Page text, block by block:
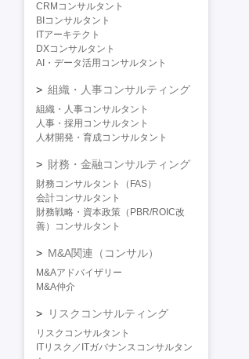
CRMコンサルタント
BIコンサルタント
ITアーキテクト
DXコンサルタント
AI・データ活用コンサルタント
組織・人事コンサルティング
組織・人事コンサルタント
人事・採用コンサルタント
人材開発・育成コンサルタント
財務・金融コンサルティング
財務コンサルタント（FAS）
会計コンサルタント
財務戦略・資本政策（PBR/ROIC改
善）コンサルタント
M&A関連（コンサル）
M&Aアドバイザリー
M&A仲介
リスクコンサルティング
リスクコンサルタント
ITリスク／ITガバナンスコンサルタン